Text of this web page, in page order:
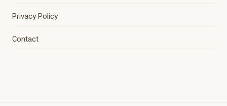
Privacy Policy
Contact